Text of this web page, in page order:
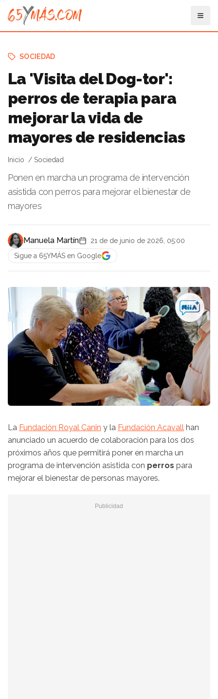
SOCIEDAD
La 'Visita del Dog-tor':
perros de terapia para
mejorar la vida de
mayores de residencias
Inicio Sociedad
Ponen en marcha un programa de intervención
asistida con perros para mejorar el bienestar de
mayores
Manuela Martín
21 de de junio de 2026, 05:00
Sigue a 65YMÁS en Google
La Fundación Royal Canin y la Fundación Acavall han
anunciado un acuerdo de colaboración para los dos
próximos años que permitirá poner en marcha un
programa de intervención asistida con perros para
mejorar el bienestar de personas mayores.